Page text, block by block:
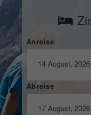
Anreise
Abreise